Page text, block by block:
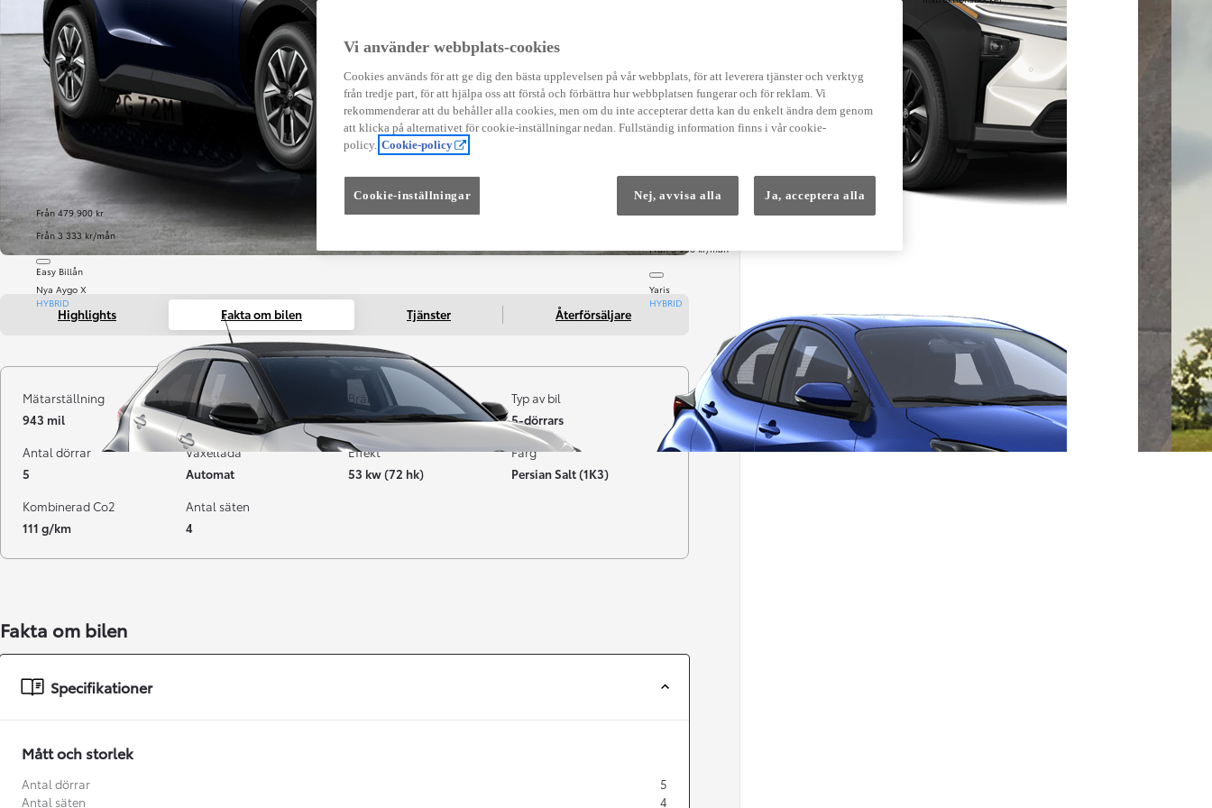
Från 479 900 kr
Från 3 333 kr/mån
Easy Billån
Från 3 958 kr/mån
Nya Aygo X
HYBRID
Från 2 349 kr/mån
Easy Billån
Yaris
HYBRID
Från 2 535 kr/mån
Easy Billån
BENSIN
Highlights Fakta om bilen Tjänster Återförsäljare
Mätarställning
943 mil
Registrerad
09-2024
Bränsle
Bensin
Typ av bil
5-dörrars
Antal dörrar
5
Växellåda
Automat
Effekt
53 kw (72 hk)
Färg
Persian Salt (1K3)
Kombinerad Co2
111 g/km
Antal säten
4
Fakta om bilen
Specifikationer
Mått och storlek
Antal dörrar
5
Antal säten
4
Vi använder webbplats-cookies
Cookies används för att ge dig den bästa upplevelsen på vår webbplats, för att leverera tjänster och verktyg
från tredje part, för att hjälpa oss att förstå och förbättra hur webbplatsen fungerar och för reklam. Vi
rekommenderar att du behåller alla cookies, men om du inte accepterar detta kan du enkelt ändra dem genom
att klicka på alternativet för cookie-inställningar nedan. Fullständig information finns i vår cookie-
policy. Cookie-policy
Cookie-inställningar Nej, avvisa alla Ja, acceptera alla